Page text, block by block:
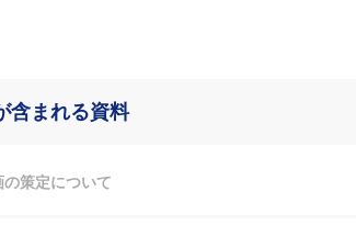
含まれる資料
策定について